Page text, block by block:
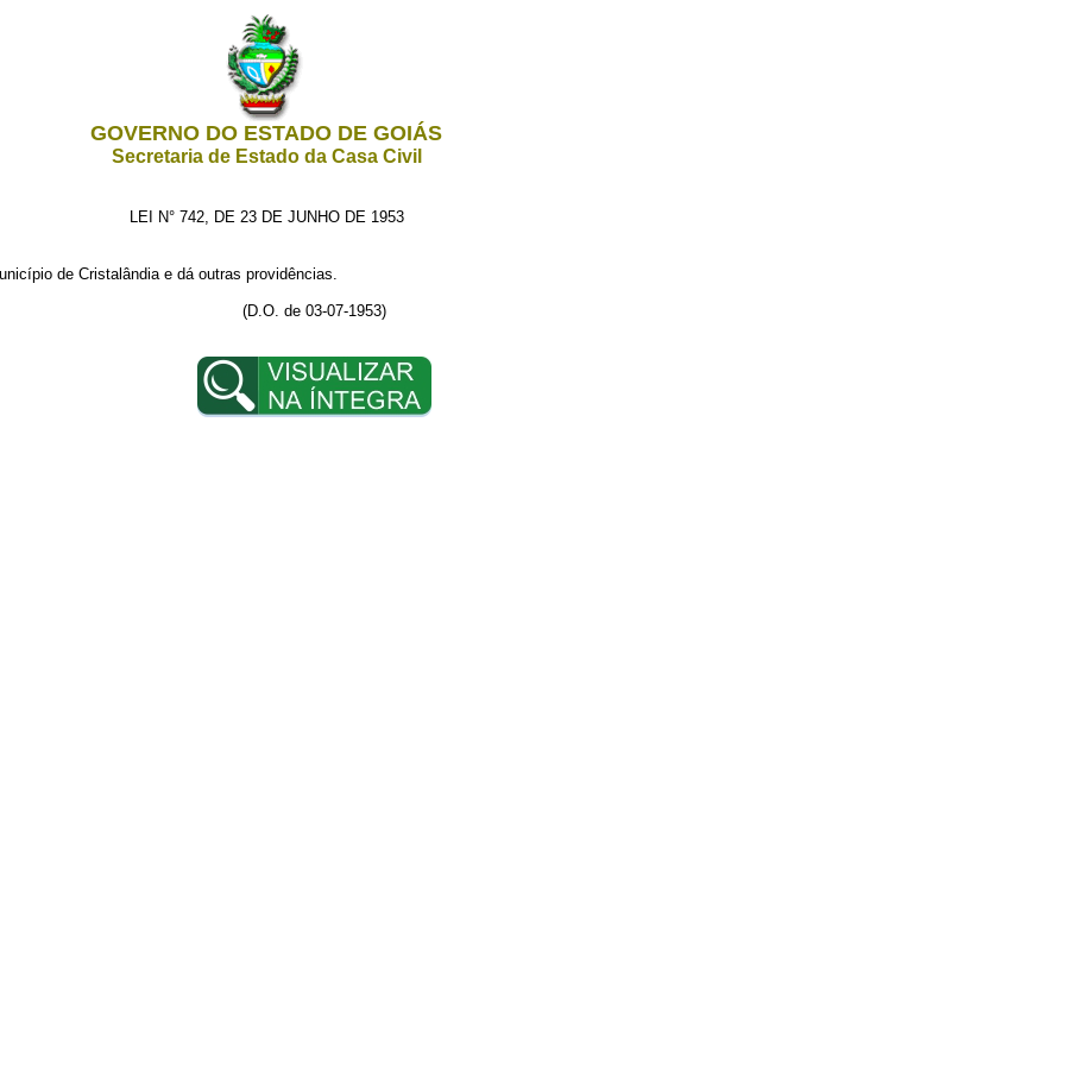
GOVERNO DO ESTADO DE GOIÁS
Secretaria de Estado da Casa Civil
LEI N° 742, DE 23 DE JUNHO DE 1953
de Cristalândia e dá outras providências.
(D.O. de 03-07-1953)